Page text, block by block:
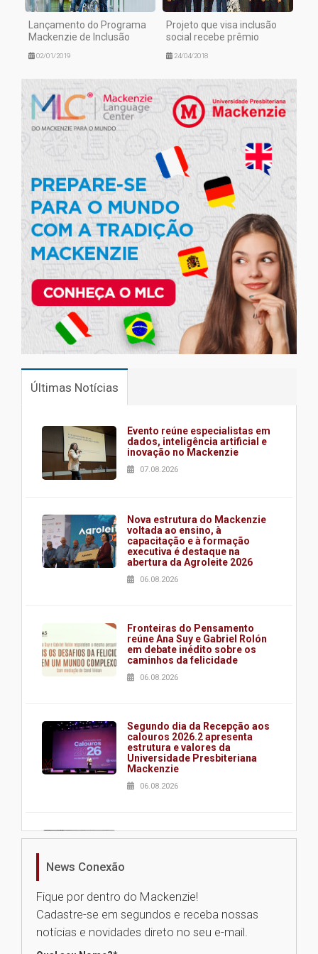
Lançamento do Programa
Mackenzie de Inclusão
02/01/2019
Projeto que visa inclusão
social recebe prêmio
24/04/2018
Últimas Notícias
Evento reúne especialistas em
dados, inteligência artificial e
inovação no Mackenzie
07.08.2026
Nova estrutura do Mackenzie
voltada ao ensino, à
capacitação e à formação
executiva é destaque na
abertura da Agroleite 2026
06.08.2026
Fronteiras do Pensamento
reúne Ana Suy e Gabriel Rolón
em debate inédito sobre os
caminhos da felicidade
06.08.2026
Segundo dia da Recepção aos
calouros 2026.2 apresenta
estrutura e valores da
Universidade Presbiteriana
Mackenzie
06.08.2026
Nova apresentação do Centro
Universidade Mackenzie
realizará nova edição da Feira
News Conexão
Fique por dentro do Mackenzie!
Cadastre-se em segundos e receba nossas
notícias e novidades direto no seu e-mail.